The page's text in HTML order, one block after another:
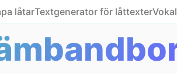
låtarTextgenerator för låttexter